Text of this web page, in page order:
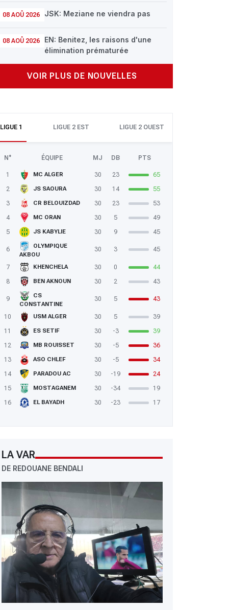
08 AOÛ 2026 JSK: Meziane ne viendra pas
08 AOÛ 2026
EN: Benitez, les raisons d'une
élimination prématurée
VOIR PLUS DE NOUVELLES
LIGUE 1 LIGUE 2 EST LIGUE 2 OUEST
N° ÉQUIPE MJ DB PTS
1 MC ALGER 30 23
65
2
JS SAOURA 30 14
55
3
CR BELOUIZDAD 30 23
53
4
MC ORAN 30 5
49
5
JS KABYLIE 30 9 45
6
OLYMPIQUE
AKBOU
30 3 45
7 KHENCHELA 30 0
44
8
BEN AKNOUN 30 2 43
9
CS
CONSTANTINE
30 5 43
10 USM ALGER 30 5
39
11
ES SETIF 30 -3
39
12
MB ROUISSET 30 -5
36
13
ASO CHLEF 30 -5
34
14
PARADOU AC 30 -19
24
15
MOSTAGANEM 30 -34
19
16
EL BAYADH 30 -23 17
LA VAR
DE REDOUANE BENDALI